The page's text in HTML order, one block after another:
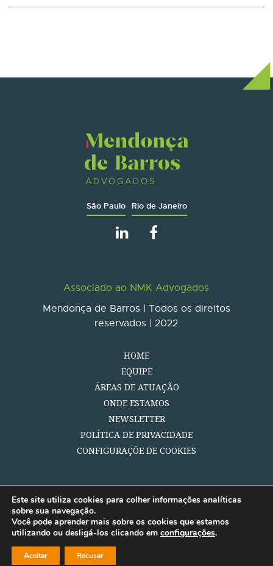
São Paulo Rio de Janeiro
Associado ao NMK Advogados
Mendonça de Barros | Todos os direitos
reservados | 2022
HOME
EQUIPE
ÁREAS DE ATUAÇÃO
ONDE ESTAMOS
NEWSLETTER
POLÍTICA DE PRIVACIDADE
CONFIGURAÇÕE DE COOKIES
Este site utiliza cookies para colher informações analíticas
sobre sua navegação.
Você pode aprender mais sobre os cookies que estamos
utilizando ou desligá-los clicando em configurações.
Aceitar Recusar